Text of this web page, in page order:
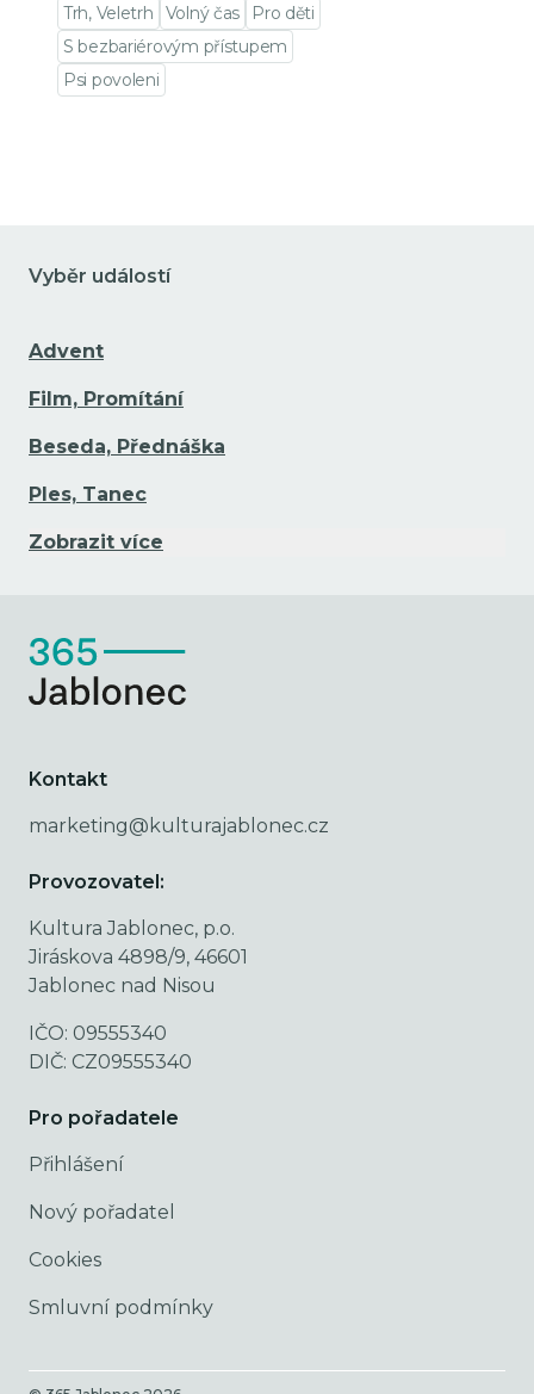
Trh, Veletrh
Volný čas
Pro děti
S bezbariérovým přístupem
Psi povoleni
Vyběr událostí
Advent
Film, Promítání
Beseda, Přednáška
Ples, Tanec
Zobrazit více
Kontakt
marketing@kulturajablonec.cz
Provozovatel:
Kultura Jablonec, p.o.
Jiráskova 4898/9, 46601
Jablonec nad Nisou
IČO: 09555340
DIČ: CZ09555340
Pro pořadatele
Přihlášení
Nový pořadatel
Cookies
Smluvní podmínky